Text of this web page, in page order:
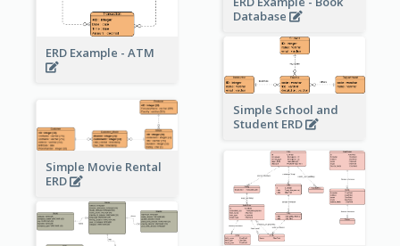
ERD Example - ATM
Database
Simple School and
Student ERD
Simple Movie Rental
ERD